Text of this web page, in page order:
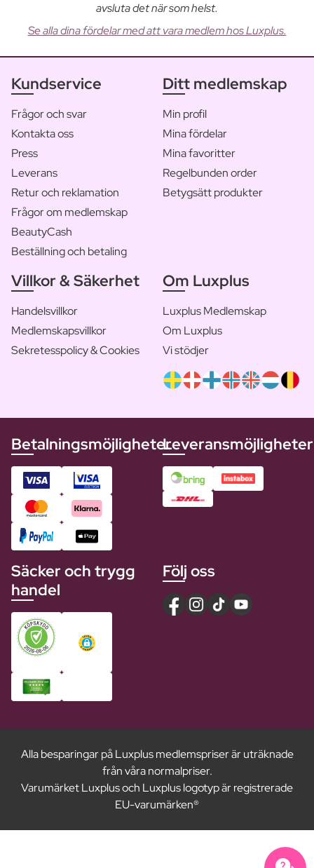
avsluta det när som helst.
Se alla dina fördelar med att vara medlem hos Luxplus.
Kundservice
Frågor och svar
Kontakta oss
Press
Leverans
Retur och reklamation
Frågor om medlemskap
BeautyCash
Beställning och betaling
Ditt medlemskap
Min profil
Mina fördelar
Mina favoritter
Regelbunden order
Betygsätt produkter
Villkor & Säkerhet
Handelsvillkor
Medlemskapsvillkor
Sekretesspolicy & Cookies
Om Luxplus
Luxplus Medlemskap
Om Luxplus
Vi stödjer
BetalningsmöjligheterLeveransmöjligheter
Säcker och trygg
handel
Följ oss
Alla besparingar på Luxplus medlemspriser är uträknade
från våra normalpriser.
Varumärket Luxplus och Luxplus logotyp är registrerade
EU-varumärken®